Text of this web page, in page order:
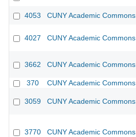
4053 CUNY Academic Commons
4027 CUNY Academic Commons
3662 CUNY Academic Commons
370 CUNY Academic Commons
3059 CUNY Academic Commons
3770 CUNY Academic Commons